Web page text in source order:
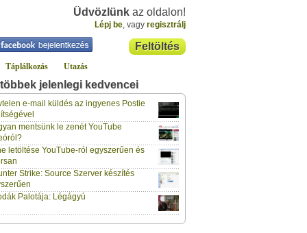
Üdvözlünk az oldalon!
Lépj be, vagy regisztrálj
Feltöltés
Táplálkozás Utazás
jelenlegi kedvencei
e-mail küldés az ingyenes Postie
mentsünk le zenét YouTube
letöltése YouTube-ról egyszerűen és
Strike: Source Szerver készítés
Palotája: Légágyú
klaus70a kedvencei közé tette a(z)
Lockerz meghívó és regisztrációcímű
tippet.
vidazoltan a kedvencei közé tette a(z)
Hogyan csinálják a négy ász kártyatrükköt?
című tippet.
Egyszerű kártyatrükk: Kártyalap kitalálása
trükkösen
vidazoltana kedvencei közé tette a(z)
kártyalap a pakli tetejéncímű tippet.